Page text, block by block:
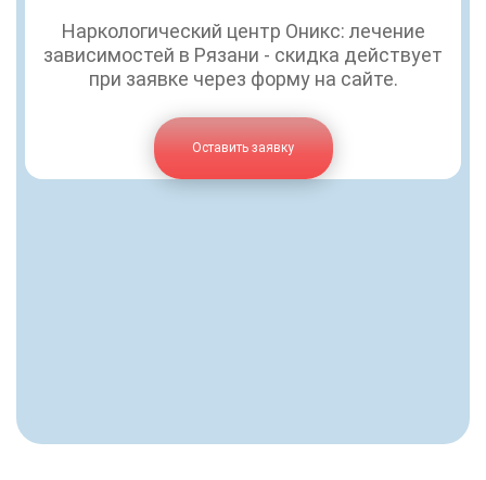
Наркологический центр Оникс: лечение
зависимостей в Рязани - скидка действует
при заявке через форму на сайте.
Оставить заявку